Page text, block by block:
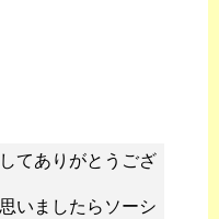
てありがとうござ
いましたらソーシ